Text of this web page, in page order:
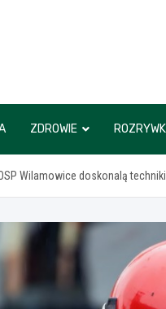
ZDROWIE
Wilamowice doskonalą